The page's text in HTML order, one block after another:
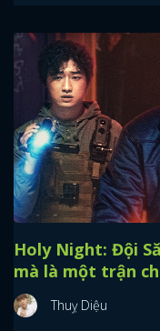
Holy Night: Đội
mà là một trận
Thuỵ Diệu